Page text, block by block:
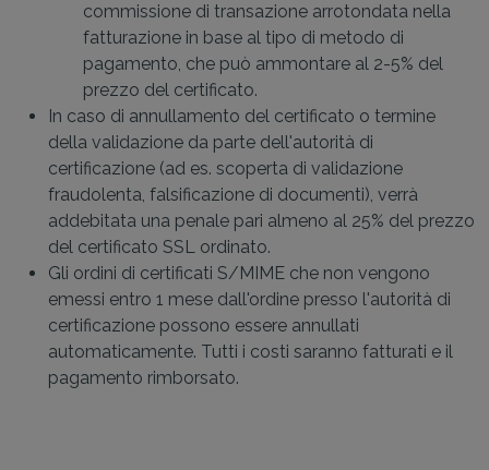
commissione di transazione arrotondata nella
fatturazione in base al tipo di metodo di
pagamento, che può ammontare al 2-5% del
prezzo del certificato.
In caso di annullamento del certificato o termine
della validazione da parte dell'autorità di
certificazione (ad es. scoperta di validazione
fraudolenta, falsificazione di documenti), verrà
addebitata una penale pari almeno al 25% del prezzo
del certificato SSL ordinato.
Gli ordini di certificati S/MIME che non vengono
emessi entro 1 mese dall'ordine presso l'autorità di
certificazione possono essere annullati
automaticamente. Tutti i costi saranno fatturati e il
pagamento rimborsato.